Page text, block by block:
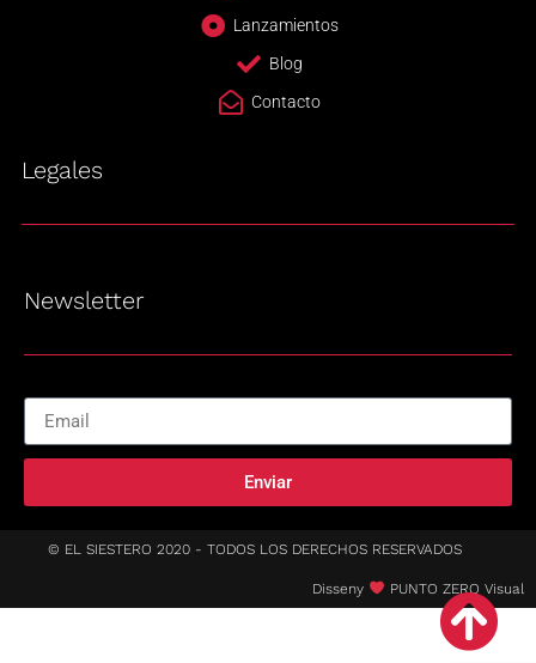
Lanzamientos
Blog
Contacto
Legales
Newsletter
Enviar
© EL SIESTERO 2020 - TODOS LOS DERECHOS RESERVADOS
Disseny PUNTO ZERO Visual